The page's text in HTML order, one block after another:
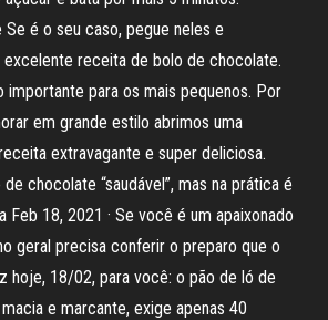
é o seu caso, pegue neles e
receita de bolo de chocolate.
importante para os mais pequenos. Por
em grande estilo abrimos uma
extravagante e super deliciosa.
chocolate “saudável”, mas na prática é
Feb 18, 2021 · Se você é um apaixonado
geral precisa conferir o preparo que o
hoje, 18/02, para você: o pão de ló de
e marcante, exige apenas 40